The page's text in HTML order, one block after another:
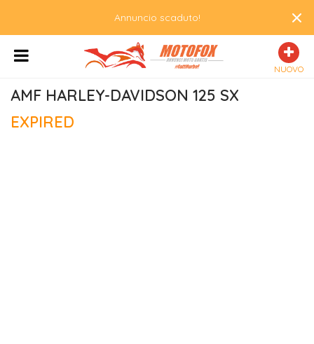
×
Annuncio scaduto!
NUOVO
AMF HARLEY-DAVIDSON 125 SX
EXPIRED